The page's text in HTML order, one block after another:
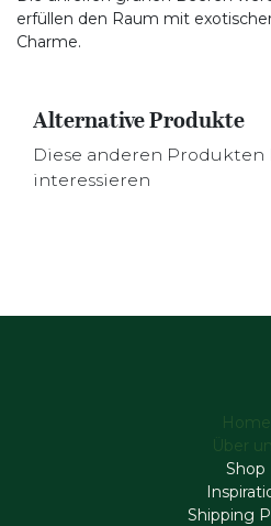
erfüllen den Raum mit
Charme.
Alternative Produkte
Diese anderen Produkten
interessieren
Home
Über
Shop
Shipping